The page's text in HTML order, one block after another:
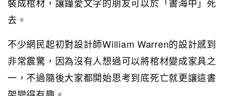
去。
不少網民起初對設計師William Warren的設計感到
非常震驚，因為沒有人想過可以將棺材變成家具之
一，不過隨後大家都開始思考到底死亡就更讓這書